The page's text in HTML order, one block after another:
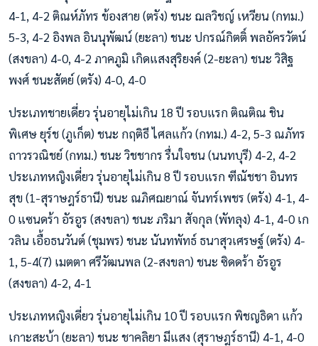
4-1, 4-2 ติณห์ภัทร ข้องสาย (ตรัง) ชนะ ฌลวิชญ์ เหวียน (กทม.)
5-3, 4-2 อิงพล อินนุพัฒน์ (ยะลา) ชนะ ปกรณ์กิตติ์ พลอัครวัตน์
(สงขลา) 4-0, 4-2 ภาคภูมิ เกิดแสงสุริยงค์ (2-ยะลา) ชนะ วิสิฐ
พงศ์ ชนะสัตย์ (ตรัง) 4-0, 4-0
ประเภทชายเดี่ยว รุ่นอายุไม่เกิน 18 ปี รอบแรก ติณติณ ชิน
พิเศษ ยุร์ช (ภูเก็ต) ชนะ กฤติธี ไศลแก้ว (กทม.) 4-2, 5-3 ณภัทร
ถาวรวณิชย์ (กทม.) ชนะ วิชชากร รื่นใจชน (นนทบุรี) 4-2, 4-2
ประเภทหญิงเดี่ยว รุ่นอายุไม่เกิน 8 ปี รอบแรก ฑีณัชชา อินทร
สุข (1-สุราษฎร์ธานี) ชนะ ณภิศฌยาณ์ จันทร์เพชร (ตรัง) 4-1, 4-
0 แซนดร้า อัรอูร (สงขลา) ชนะ ภริมา สัจกุล (พัทลุง) 4-1, 4-0 เก
วลิน เอื้อธนวันต์ (ชุมพร) ชนะ นันทพัทธ์ ธนาสุวเศรษฐ์ (ตรัง) 4-
1, 5-4(7) เมตตา ศรีวัฒนพล (2-สงขลา) ชนะ ซิดดร้า อัรอูร
(สงขลา) 4-2, 4-1
ประเภทหญิงเดี่ยว รุ่นอายุไม่เกิน 10 ปี รอบแรก พิชญธิดา แก้ว
เกาะสะบ้า (ยะลา) ชนะ ชาคลิยา มีแสง (สุราษฎร์ธานี) 4-1, 4-0